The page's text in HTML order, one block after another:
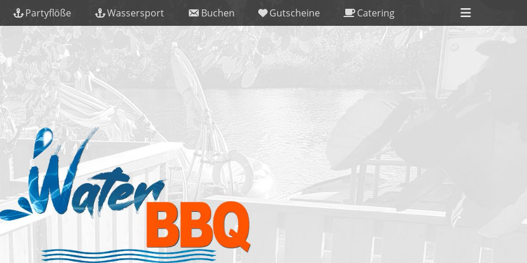
Partyflöße Wassersport Buchen Gutscheine Catering
Header
Toggle